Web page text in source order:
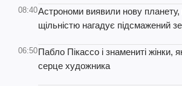
08:40Астрономи виявили нову
щільністю нагадує підсмажений
06:50Пабло Пікассо і знамениті жінки,
серце художника